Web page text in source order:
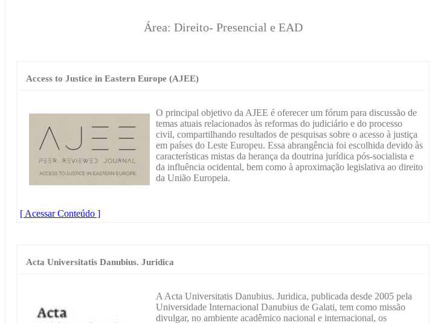
Área: Direito- Presencial e EAD
Access to Justice in Eastern Europe (AJEE)
O principal objetivo da AJEE é oferecer um fórum para discussão de
temas atuais relacionados às reformas do judiciário e do processo
civil, compartilhando resultados de pesquisas sobre o acesso à justiça
em países do Leste Europeu. Essa abrangência foi escolhida devido às
características mistas da herança da doutrina jurídica pós-socialista e
da influência ocidental, bem como à aproximação legislativa ao direito
da União Europeia.
[ Acessar Conteúdo ]
Acta Universitatis Danubius. Juridica
A Acta Universitatis Danubius. Juridica, publicada desde 2005 pela
Universidade Internacional Danubius de Galati, tem como missão
divulgar, no ambiente acadêmico nacional e internacional, os